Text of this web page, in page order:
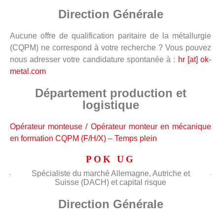
Direction Générale
Aucune offre de qualification paritaire de la métallurgie
(CQPM) ne correspond à votre recherche ? Vous pouvez
nous adresser votre candidature spontanée à : hr [at] ok-
metal.com
Département production et
logistique
Opérateur monteuse / Opérateur monteur en mécanique
en formation CQPM (F/H/X) – Temps plein
POK UG
Spécialiste du marché Allemagne, Autriche et
Suisse (DACH) et capital risque
Direction Générale